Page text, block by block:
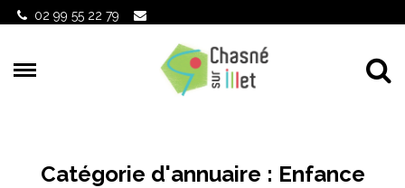
Gestion des traceurs
02 99 55 22 79
Catégorie d'annuaire : Enfance